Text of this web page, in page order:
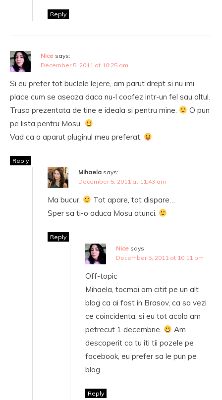
Reply
Nice says:
December 5, 2011 at 10:25 am
Si eu prefer tot buclele lejere, am parut drept si nu imi
place cum se aseaza daca nu-l coafez intr-un fel sau altul.
Trusa prezentata de tine e ideala si pentru mine.
O pun
pe lista pentru Mosu’.
Vad ca a aparut pluginul meu preferat.
Reply
Mihaela says:
December 5, 2011 at 11:43 am
Ma bucur.
Tot apare, tot dispare…
Sper sa ti-o aduca Mosu atunci.
Reply
Nice says:
December 5, 2011 at 10:11 pm
Off-topic
Mihaela, tocmai am citit pe un alt
blog ca ai fost in Brasov, ca sa vezi
ce coincidenta, si eu tot acolo am
petrecut 1 decembrie.
Am
descoperit ca tu iti tii pozele pe
facebook, eu prefer sa le pun pe
blog…
Reply